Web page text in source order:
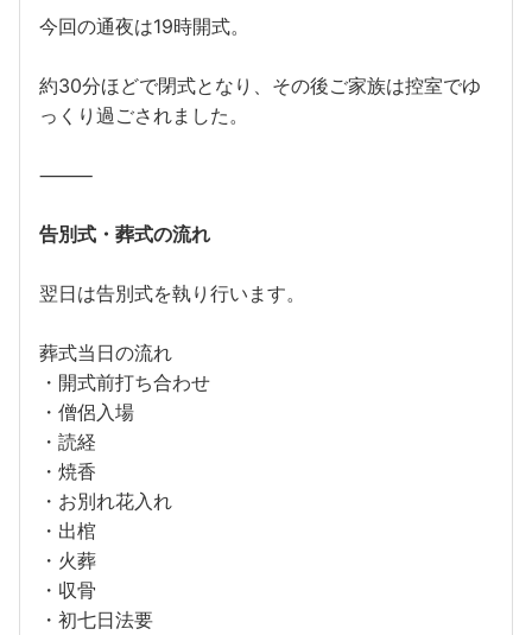
今回の通夜は19時開式。
約30分ほどで閉式となり、その後ご家族は控室でゆ
っくり過ごされました。
⸻
告別式・葬式の流れ
翌日は告別式を執り行います。
葬式当日の流れ
・開式前打ち合わせ
・僧侶入場
・読経
・焼香
・お別れ花入れ
・出棺
・火葬
・収骨
・初七日法要